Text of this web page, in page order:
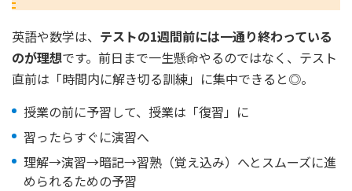
英語や数学は、 テストの1週間前には一通り終わっている
のが理想です。前日まで一生懸命やるのではなく、テスト
直前は「時間内に解き切る訓練」に集中できると◎。
授業の前に予習して、授業は「復習」に
習ったらすぐに演習へ
理解→演習→暗記→習熟（覚え込み）へとスムーズに進
められるための予習